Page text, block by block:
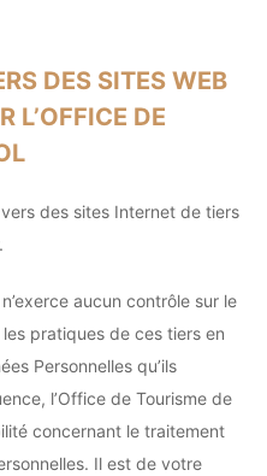
DES SITES WEB
L’OFFICE DE
des sites Internet de tiers
aucun contrôle sur le
pratiques de ces tiers en
Personnelles qu’ils
l’Office de Tourisme de
concernant le traitement
Il est de votre